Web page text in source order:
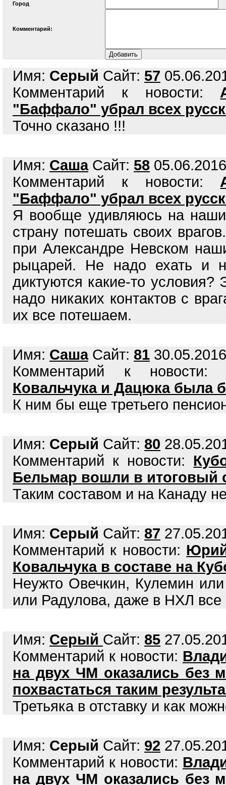
Город
Комментарий:
Имя: Серый Сайт: 57
Комментарий к новости:
"Баффало" убрал всех
Точно сказано !!!
Имя: СашаСайт: 58
Комментарий к новости:
"Баффало" убрал всех
Я вообще удивляюсь на
страну потешать своих
при Александре Невском
рыцарей. Не надо ехать и
диктуются какие-то
надо никаких контактов с
их все потешаем.
Имя: СашаСайт: 81
Комментарий к
Ковальчука и Дацюка была
К ним бы еще третьего
Имя: Серый Сайт: 80
Комментарий к новости:
Бельмар вошли в итоговый
Таким составом и на Канаду
Имя: Серый Сайт: 87
Комментарий к новости:
Ковальчука в составе на
Неужто Овечкин, Кулемин
или Радулова, даже в НХЛ все
Имя: Серый Сайт: 85
Комментарий к новости:
на двух ЧМ оказались без
похвастаться таким
Третьяка в отставку и как
Имя: Серый Сайт: 92
Комментарий к новости:
на двух ЧМ оказались без